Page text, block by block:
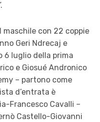
con 22 coppie
Geri Ndrecaj e
6 luglio della prima
e Giosué Andronico
– partono come
d’entrata è
Francesco Cavalli –
Castello-Giovanni